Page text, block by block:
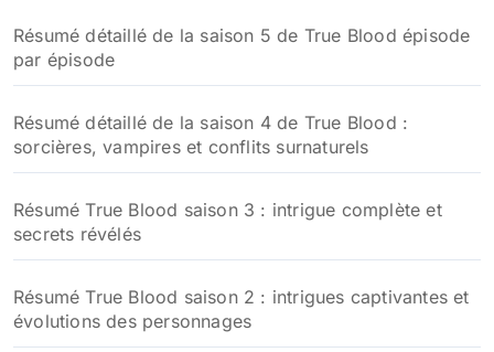
Résumé détaillé de la saison 5 de True Blood épisode
par épisode
Résumé détaillé de la saison 4 de True Blood :
sorcières, vampires et conflits surnaturels
Résumé True Blood saison 3 : intrigue complète et
secrets révélés
Résumé True Blood saison 2 : intrigues captivantes et
évolutions des personnages